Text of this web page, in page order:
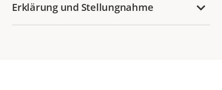
Erklärung und Stellungnahme